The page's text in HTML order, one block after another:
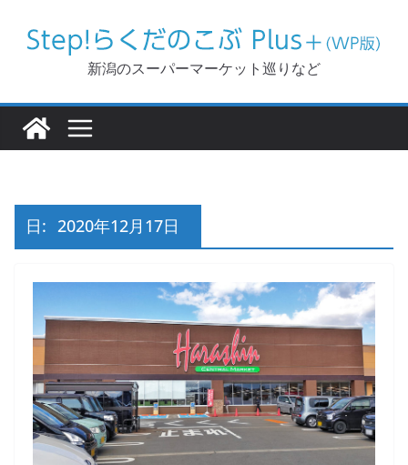
新潟のスーパーマーケット巡りなど
日: 2020年12月17日